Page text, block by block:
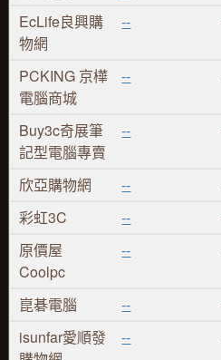
EcLife良興購
物網
--
PCKING 京樺
電腦商城
--
Buy3c奇展筆
記型電腦專賣
--
欣亞購物網 --
彩虹3C
--
原價屋
Coolpc
--
崑碁電腦 --
isunfar愛順發
--